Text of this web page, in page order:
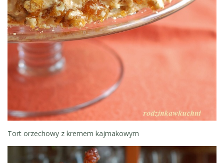
Tort orzechowy z kremem kajmakowym